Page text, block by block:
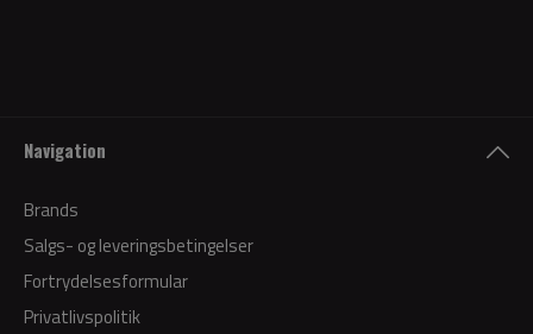
Navigation
Brands
Salgs- og leveringsbetingelser
Fortrydelsesformular
Privatlivspolitik